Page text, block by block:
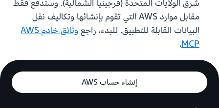
شرق الولايات المتحدة (فرجينيا الشمالية). وستدفع فقط
مقابل موارد AWS التي تقوم بإنشائها وتكاليف نقل
البيانات القابلة للتطبيق. للبدء، راجع
وثائق خادم AWS
MCP
.
إنشاء حساب AWS